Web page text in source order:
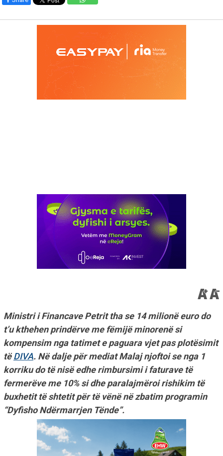
Ministri i Financave Petrit tha se 14 milionë euro do
t’u kthehen prindërve me fëmijë minorenë si
kompensim nga tatimet e paguara vjet pas plotësimit
tëDIVA. Në dalje për mediat Malaj njoftoi se nga 1
korriku do të nisë edhe rimbursimi i faturave të
fermerëve me 10% si dhe paralajmëroi rishikim të
buxhetit të shtetit për të vënë në zbatim programin
“Dyfisho Ndërmarrjen Tënde”.